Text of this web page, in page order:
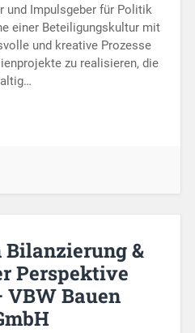
und Impulsgeber für Politik
einer Beteiligungskultur mit
und kreative Prozesse
zu realisieren, die
&
Perspektive
Bauen